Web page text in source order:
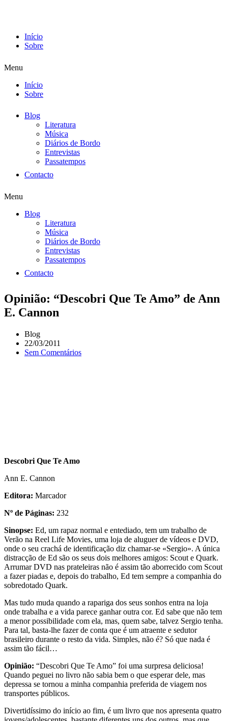
Início
Sobre
Menu
Início
Sobre
Blog
Literatura
Música
Diários de Bordo
Entrevistas
Passatempos
Contacto
Menu
Blog
Literatura
Música
Diários de Bordo
Entrevistas
Passatempos
Contacto
Opinião: “Descobri Que Te Amo” de Ann
E. Cannon
Blog
22/03/2011
Sem Comentários
Descobri Que Te Amo
Ann E. Cannon
Editora: Marcador
Nº de Páginas: 232
Sinopse: Ed, um rapaz normal e entediado, tem um trabalho de
Verão na Reel Life Movies, uma loja de aluguer de vídeos e DVD,
onde o seu crachá de identificação diz chamar-se «Sergio». A única
distracção de Ed são os seus dois melhores amigos: Scout e Quark.
Arrumar DVD nas prateleiras não é assim tão aborrecido com Scout
a fazer piadas e, depois do trabalho, Ed tem sempre a companhia do
sobredotado Quark.
Mas tudo muda quando a rapariga dos seus sonhos entra na loja
onde trabalha e a vida parece ganhar outra cor. Ed sabe que não tem
a menor possibilidade com ela, mas, quem sabe, talvez Sergio tenha.
Para tal, basta-lhe fazer de conta que é um atraente e sedutor
brasileiro durante o resto da vida. Simples, não é? Só que nada é
assim tão fácil…
Opinião: “Descobri Que Te Amo” foi uma surpresa deliciosa!
Quando peguei no livro não sabia bem o que esperar dele, mas
depressa se tornou a minha companhia preferida de viagem nos
transportes públicos.
Divertidíssimo do início ao fim, é um livro que nos apresenta quatro